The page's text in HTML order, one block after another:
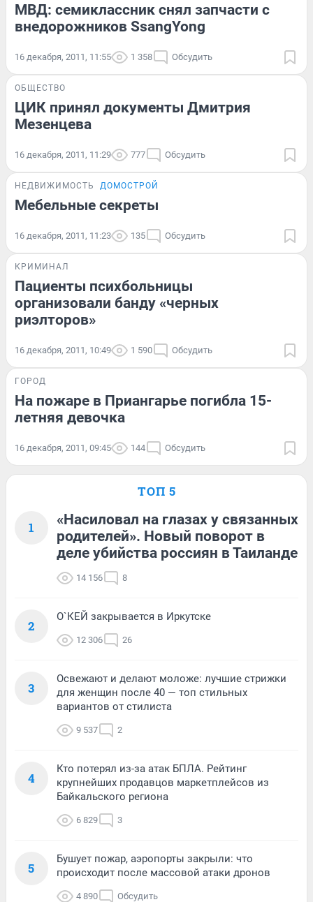
МВД: семиклассник снял запчасти с
внедорожников SsangYong
16 декабря, 2011, 11:55 1 358 Обсудить
ОБЩЕСТВО
ЦИК принял документы Дмитрия
Мезенцева
16 декабря, 2011, 11:29 777 Обсудить
НЕДВИЖИМОСТЬ ДОМОСТРОЙ
Мебельные секреты
16 декабря, 2011, 11:23 135 Обсудить
КРИМИНАЛ
Пациенты психбольницы
организовали банду «черных
риэлторов»
16 декабря, 2011, 10:49 1 590 Обсудить
ГОРОД
На пожаре в Приангарье погибла 15-
летняя девочка
16 декабря, 2011, 09:45 144 Обсудить
ТОП 5
1
«Насиловал на глазах у связанных
родителей». Новый поворот в
деле убийства россиян в Таиланде
14 156 8
2
О`КЕЙ закрывается в Иркутске
12 306 26
3
Освежают и делают моложе: лучшие стрижки
для женщин после 40 — топ стильных
вариантов от стилиста
9 537 2
4
Кто потерял из-за атак БПЛА. Рейтинг
крупнейших продавцов маркетплейсов из
Байкальского региона
6 829 3
5
Бушует пожар, аэропорты закрыли: что
происходит после массовой атаки дронов
4 890 Обсудить